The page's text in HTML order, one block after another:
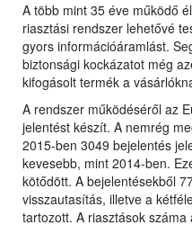
A több mint 35 éve működő
riasztási rendszer lehetővé
gyors információáramlást.
biztonsági kockázatot még
kifogásolt termék a
A rendszer működéséről az
jelentést készít. A nemrég
2015-ben 3049 bejelentés
kevesebb, mint 2014-ben.
kötődött. A bejelentésekből
visszautasítás, illetve a
tartozott. A riasztások